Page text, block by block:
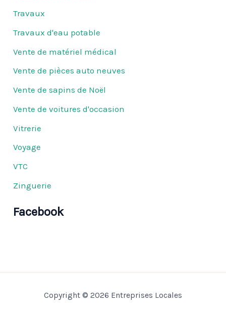
Travaux
Travaux d'eau potable
Vente de matériel médical
Vente de pièces auto neuves
Vente de sapins de Noël
Vente de voitures d'occasion
Vitrerie
Voyage
VTC
Zinguerie
Facebook
Copyright © 2026 Entreprises Locales